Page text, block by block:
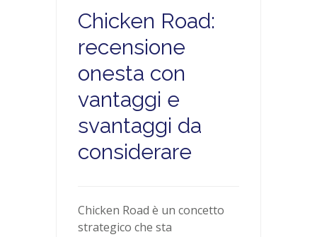
Chicken Road:
recensione
onesta con
vantaggi e
svantaggi da
considerare
Chicken Road è un concetto
strategico che sta